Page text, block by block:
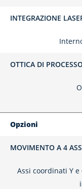
INTEGRAZIONE
OTTICA DI
Opzioni
MOVIMENTO A 4
Assi coordinati Y